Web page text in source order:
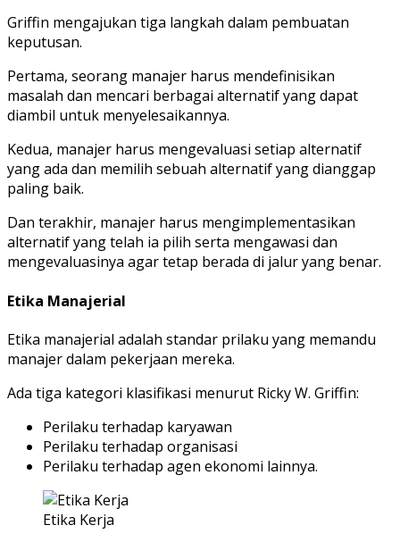
Griffin mengajukan tiga langkah dalam pembuatan
keputusan.
Pertama, seorang manajer harus mendefinisikan
masalah dan mencari berbagai alternatif yang dapat
diambil untuk menyelesaikannya.
Kedua, manajer harus mengevaluasi setiap alternatif
yang ada dan memilih sebuah alternatif yang dianggap
paling baik.
Dan terakhir, manajer harus mengimplementasikan
alternatif yang telah ia pilih serta mengawasi dan
mengevaluasinya agar tetap berada di jalur yang benar.
Etika Manajerial
Etika manajerial adalah standar prilaku yang memandu
manajer dalam pekerjaan mereka.
Ada tiga kategori klasifikasi menurut Ricky W. Griffin:
Perilaku terhadap karyawan
Perilaku terhadap organisasi
Perilaku terhadap agen ekonomi lainnya.
Etika Kerja